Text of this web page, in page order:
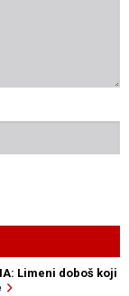
Limeni doboš koji